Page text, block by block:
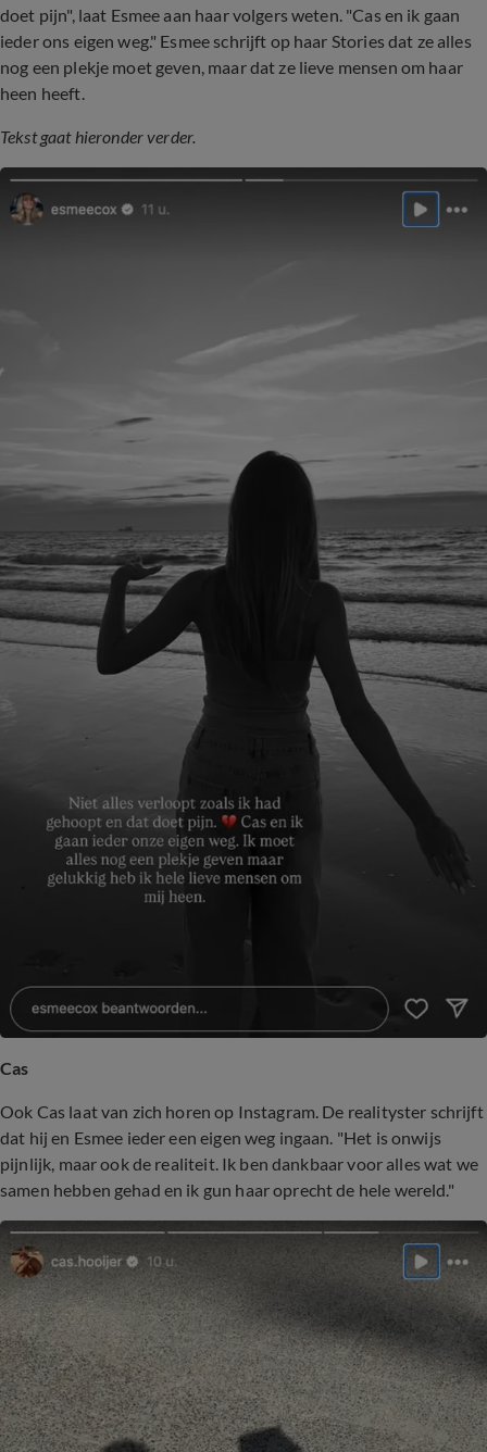
doet pijn", laat Esmee aan haar volgers weten. "Cas en ik gaan
ieder ons eigen weg." Esmee schrijft op haar Stories dat ze alles
nog een plekje moet geven, maar dat ze lieve mensen om haar
heen heeft.
Tekst gaat hieronder verder.
Cas
Ook Cas laat van zich horen op Instagram. De realityster schrijft
dat hij en Esmee ieder een eigen weg ingaan. "Het is onwijs
pijnlijk, maar ook de realiteit. Ik ben dankbaar voor alles wat we
samen hebben gehad en ik gun haar oprecht de hele wereld."